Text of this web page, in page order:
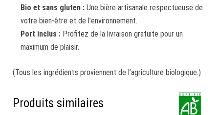
Bio et sans gluten :Une bière artisanale respectueuse de
votre bien-être et de l’environnement.
Port inclus :Profitez de la livraison gratuite pour un
maximum de plaisir.
(Tous les ingrédients proviennent de l’agriculture biologique.)
Produits similaires